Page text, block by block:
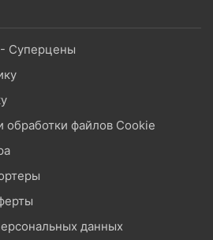
Суперцены
обработки файлов Cookie
данных